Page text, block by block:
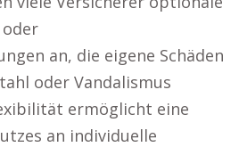
an, die eigene Schäden
oder Vandalismus
ermöglicht eine
an individuelle